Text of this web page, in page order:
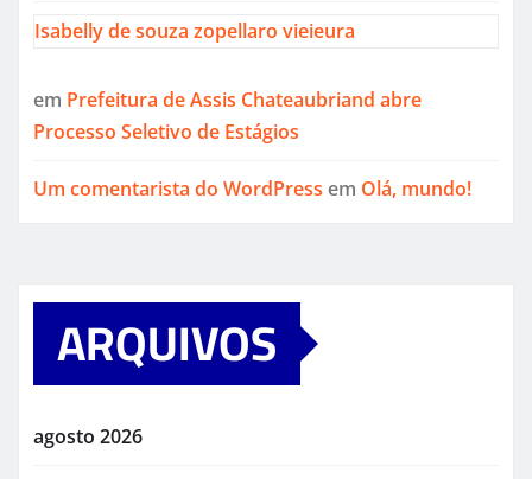
Isabelly de souza zopellaro vieieura
em Prefeitura de Assis Chateaubriand abre
Processo Seletivo de Estágios
Um comentarista do WordPress em Olá, mundo!
ARQUIVOS
agosto 2026